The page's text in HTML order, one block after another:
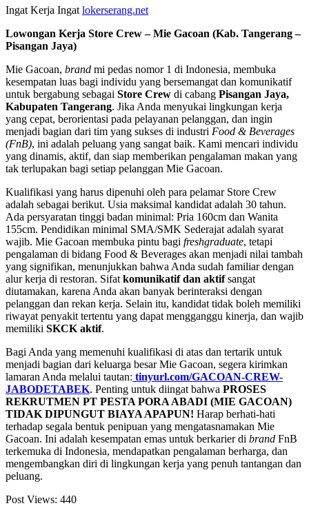
Ingat Kerja Ingat lokerserang.net
Lowongan Kerja Store Crew – Mie Gacoan (Kab. Tangerang –
Pisangan Jaya)
Mie Gacoan, brand mi pedas nomor 1 di Indonesia, membuka
kesempatan luas bagi individu yang bersemangat dan komunikatif
untuk bergabung sebagai Store Crew di cabang Pisangan Jaya,
Kabupaten Tangerang. Jika Anda menyukai lingkungan kerja
yang cepat, berorientasi pada pelayanan pelanggan, dan ingin
menjadi bagian dari tim yang sukses di industri Food & Beverages
(FnB), ini adalah peluang yang sangat baik. Kami mencari individu
yang dinamis, aktif, dan siap memberikan pengalaman makan yang
tak terlupakan bagi setiap pelanggan Mie Gacoan.
Kualifikasi yang harus dipenuhi oleh para pelamar Store Crew
adalah sebagai berikut. Usia maksimal kandidat adalah 30 tahun.
Ada persyaratan tinggi badan minimal: Pria 160cm dan Wanita
155cm. Pendidikan minimal SMA/SMK Sederajat adalah syarat
wajib. Mie Gacoan membuka pintu bagi freshgraduate, tetapi
pengalaman di bidang Food & Beverages akan menjadi nilai tambah
yang signifikan, menunjukkan bahwa Anda sudah familiar dengan
alur kerja di restoran. Sifat komunikatif dan aktifsangat
diutamakan, karena Anda akan banyak berinteraksi dengan
pelanggan dan rekan kerja. Selain itu, kandidat tidak boleh memiliki
riwayat penyakit tertentu yang dapat mengganggu kinerja, dan wajib
memiliki SKCK aktif.
Bagi Anda yang memenuhi kualifikasi di atas dan tertarik untuk
menjadi bagian dari keluarga besar Mie Gacoan, segera kirimkan
lamaran Anda melalui tautan: tinyurl.com/GACOAN-CREW-
JABODETABEK. Penting untuk diingat bahwa PROSES
REKRUTMEN PT PESTA PORA ABADI (MIE GACOAN)
TIDAK DIPUNGUT BIAYA APAPUN! Harap berhati-hati
terhadap segala bentuk penipuan yang mengatasnamakan Mie
Gacoan. Ini adalah kesempatan emas untuk berkarier di brand FnB
terkemuka di Indonesia, mendapatkan pengalaman berharga, dan
mengembangkan diri di lingkungan kerja yang penuh tantangan dan
peluang.
Post Views: 440